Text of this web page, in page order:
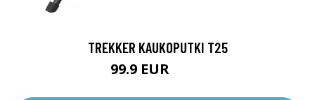
TREKKER KAUKOPUTKI T25
99.9 EUR